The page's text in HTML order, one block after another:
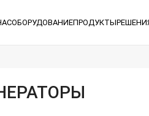
ОБОРУДОВАНИЕПРОДУКТЫ